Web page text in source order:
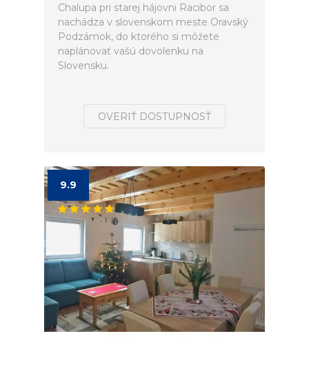
Chalupa pri starej hájovni Racibor sa
nachádza v slovenskom meste Oravský
Podzámok, do ktorého si môžete
naplánovať vašú dovolenku na
Slovensku.
OVERIŤ DOSTUPNOSŤ
9.9